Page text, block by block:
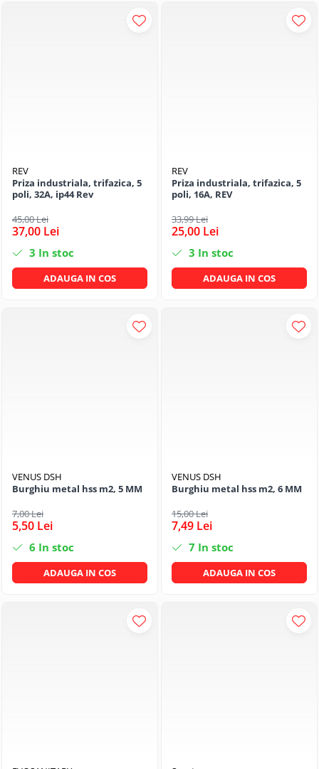
REV
Priza industriala, trifazica, 5
poli, 32A, ip44 Rev
45,00 Lei
37,00 Lei
3 In stoc
ADAUGA IN COS
REV
Priza industriala, trifazica, 5
poli, 16A, REV
33,99 Lei
25,00 Lei
3 In stoc
ADAUGA IN COS
VENUS DSH
Burghiu metal hss m2, 5 MM
7,00 Lei
5,50 Lei
6 In stoc
ADAUGA IN COS
VENUS DSH
Burghiu metal hss m2, 6 MM
15,00 Lei
7,49 Lei
7 In stoc
ADAUGA IN COS